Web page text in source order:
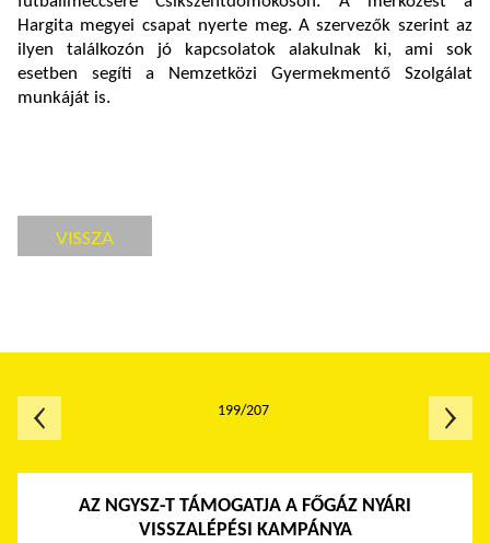
Hargita megyei csapat nyerte meg. A szervezők szerint az
ilyen találkozón jó kapcsolatok alakulnak ki, ami sok
esetben segíti a Nemzetközi Gyermekmentő Szolgálat
munkáját is.
VISSZA
AZ NGYSZ-T TÁMOGATJA A FŐGÁZ NYÁRI
VISSZALÉPÉSI KAMPÁNYA
199/207